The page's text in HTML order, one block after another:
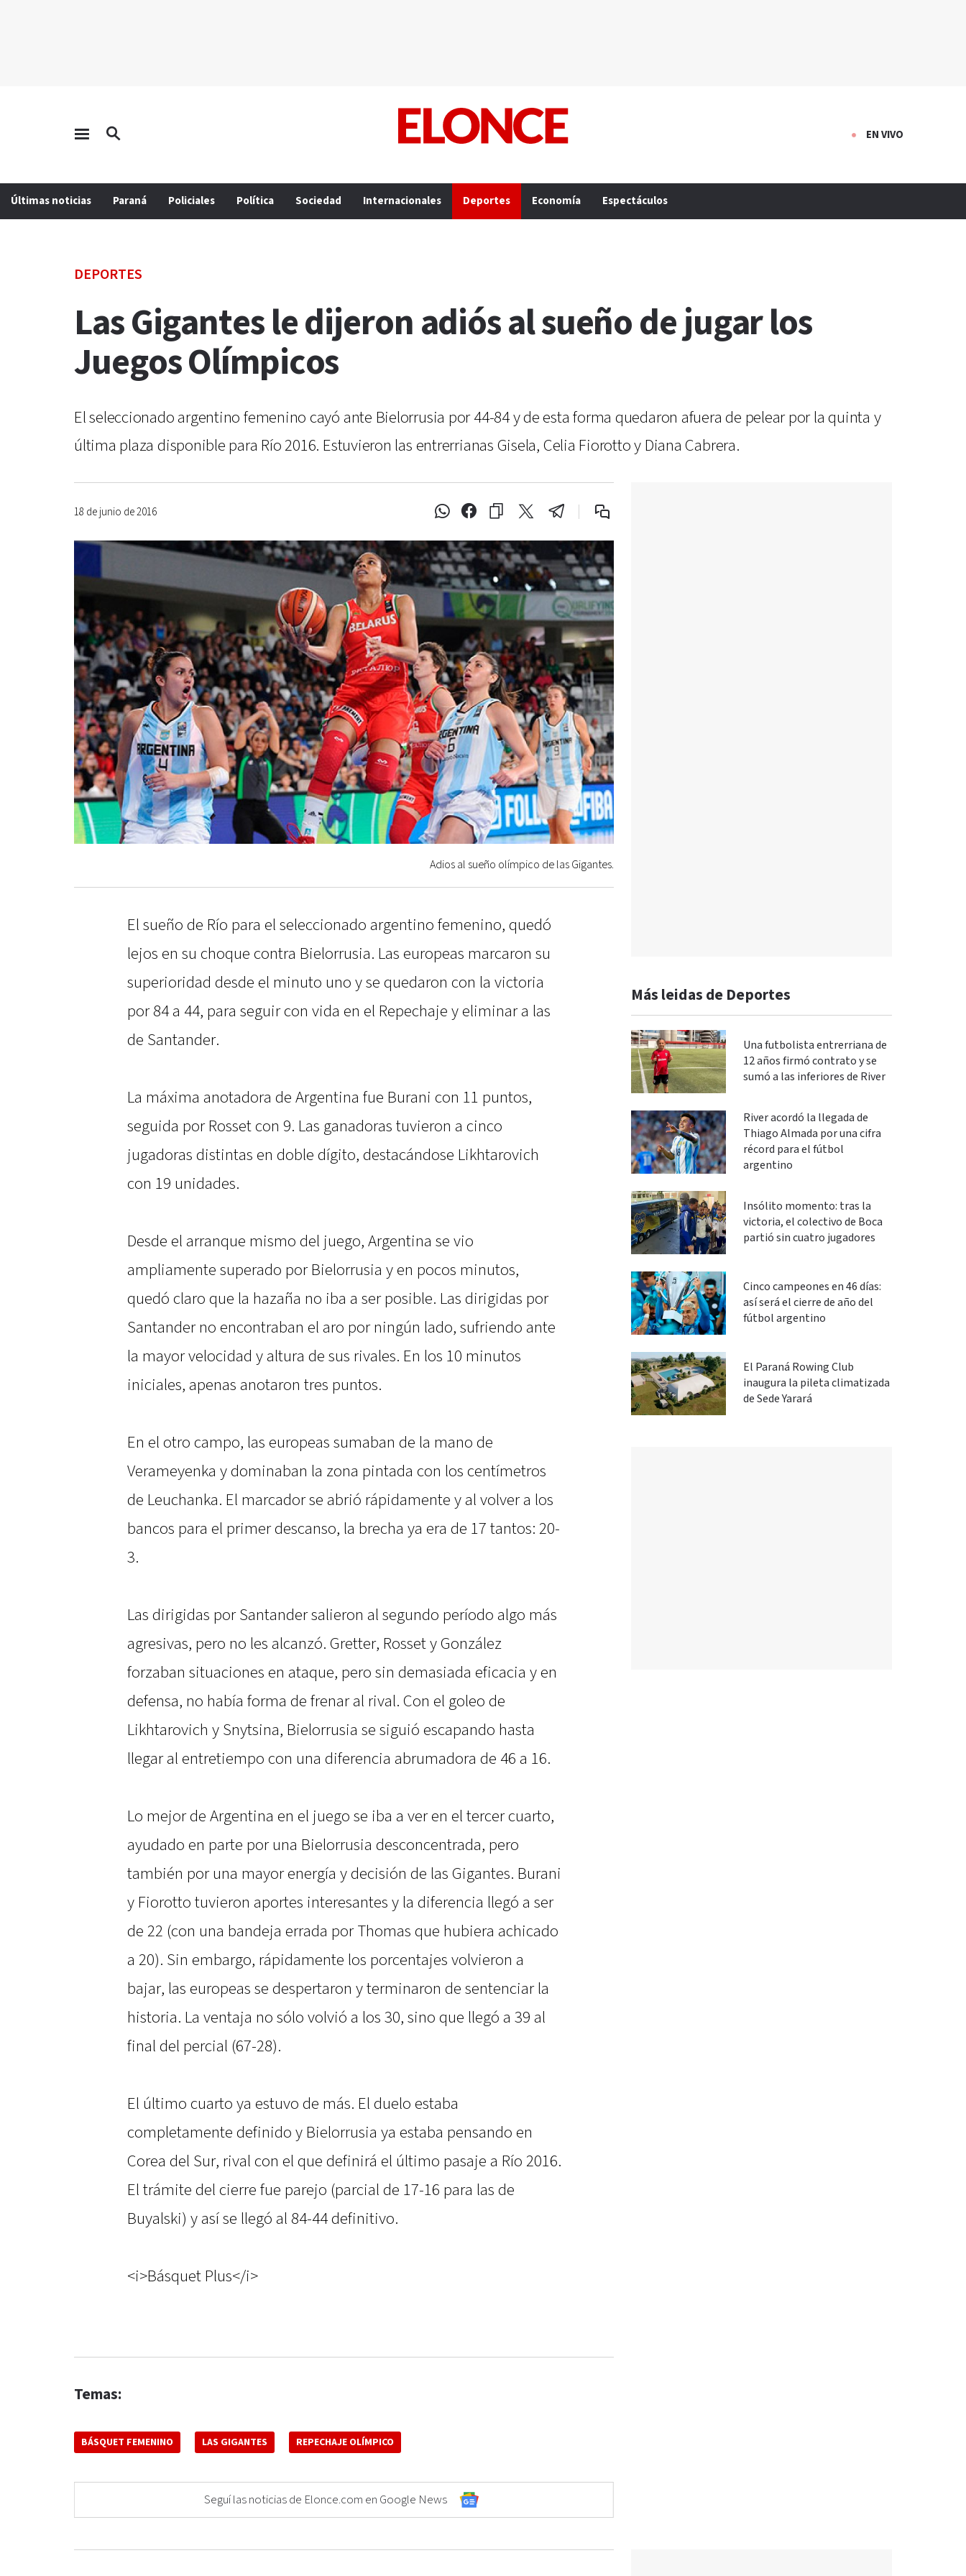
EN VIVO
Últimas noticias Paraná Policiales Política Sociedad Internacionales Deportes Economía Espectáculos
DEPORTES
Las Gigantes le dijeron adiós al sueño de jugar los
Juegos Olímpicos
El seleccionado argentino femenino cayó ante Bielorrusia por 44-84 y de esta forma quedaron afuera de pelear por la quinta y
última plaza disponible para Río 2016. Estuvieron las entrerrianas Gisela, Celia Fiorotto y Diana Cabrera.
18 de junio de 2016
Adios al sueño olímpico de las Gigantes.
El sueño de Río para el seleccionado argentino femenino, quedó
lejos en su choque contra Bielorrusia. Las europeas marcaron su
superioridad desde el minuto uno y se quedaron con la victoria
por 84 a 44, para seguir con vida en el Repechaje y eliminar a las
de Santander.
La máxima anotadora de Argentina fue Burani con 11 puntos,
seguida por Rosset con 9. Las ganadoras tuvieron a cinco
jugadoras distintas en doble dígito, destacándose Likhtarovich
con 19 unidades.
Desde el arranque mismo del juego, Argentina se vio
ampliamente superado por Bielorrusia y en pocos minutos,
quedó claro que la hazaña no iba a ser posible. Las dirigidas por
Santander no encontraban el aro por ningún lado, sufriendo ante
la mayor velocidad y altura de sus rivales. En los 10 minutos
iniciales, apenas anotaron tres puntos.
En el otro campo, las europeas sumaban de la mano de
Verameyenka y dominaban la zona pintada con los centímetros
de Leuchanka. El marcador se abrió rápidamente y al volver a los
bancos para el primer descanso, la brecha ya era de 17 tantos: 20-
3.
Las dirigidas por Santander salieron al segundo período algo más
agresivas, pero no les alcanzó. Gretter, Rosset y González
forzaban situaciones en ataque, pero sin demasiada eficacia y en
defensa, no había forma de frenar al rival. Con el goleo de
Likhtarovich y Snytsina, Bielorrusia se siguió escapando hasta
llegar al entretiempo con una diferencia abrumadora de 46 a 16.
Lo mejor de Argentina en el juego se iba a ver en el tercer cuarto,
ayudado en parte por una Bielorrusia desconcentrada, pero
también por una mayor energía y decisión de las Gigantes. Burani
y Fiorotto tuvieron aportes interesantes y la diferencia llegó a ser
de 22 (con una bandeja errada por Thomas que hubiera achicado
a 20). Sin embargo, rápidamente los porcentajes volvieron a
bajar, las europeas se despertaron y terminaron de sentenciar la
historia. La ventaja no sólo volvió a los 30, sino que llegó a 39 al
final del percial (67-28).
El último cuarto ya estuvo de más. El duelo estaba
completamente definido y Bielorrusia ya estaba pensando en
Corea del Sur, rival con el que definirá el último pasaje a Río 2016.
El trámite del cierre fue parejo (parcial de 17-16 para las de
Buyalski) y así se llegó al 84-44 definitivo.
<i>Básquet Plus</i>
Temas:
BÁSQUET FEMENINO LAS GIGANTES REPECHAJE OLÍMPICO
Seguí las noticias de Elonce.com en Google News
Más leidas de Deportes
Una futbolista entrerriana de
12 años firmó contrato y se
sumó a las inferiores de River
River acordó la llegada de
Thiago Almada por una cifra
récord para el fútbol
argentino
Insólito momento: tras la
victoria, el colectivo de Boca
partió sin cuatro jugadores
Cinco campeones en 46 días:
así será el cierre de año del
fútbol argentino
El Paraná Rowing Club
inaugura la pileta climatizada
de Sede Yarará